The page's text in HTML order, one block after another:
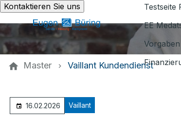
Kontaktieren Sie uns Testseite
EE
Master Vaillant Kundendienst
16.02.2026 Vaillant